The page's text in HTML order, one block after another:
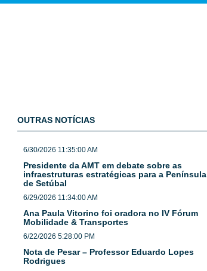
OUTRAS NOTÍCIAS
6/30/2026 11:35:00 AM
Presidente da AMT em debate sobre as
infraestruturas estratégicas para a Península
de Setúbal
6/29/2026 11:34:00 AM
Ana Paula Vitorino foi oradora no IV Fórum
Mobilidade & Transportes
6/22/2026 5:28:00 PM
Nota de Pesar – Professor Eduardo Lopes
Rodrigues